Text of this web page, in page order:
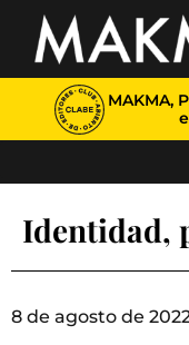
MAKMA,
Identidad,
8 de agosto de 2022